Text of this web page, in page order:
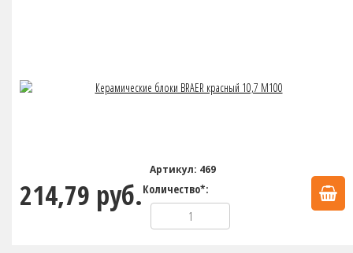
Артикул: 469
214,79 руб.Количество*: